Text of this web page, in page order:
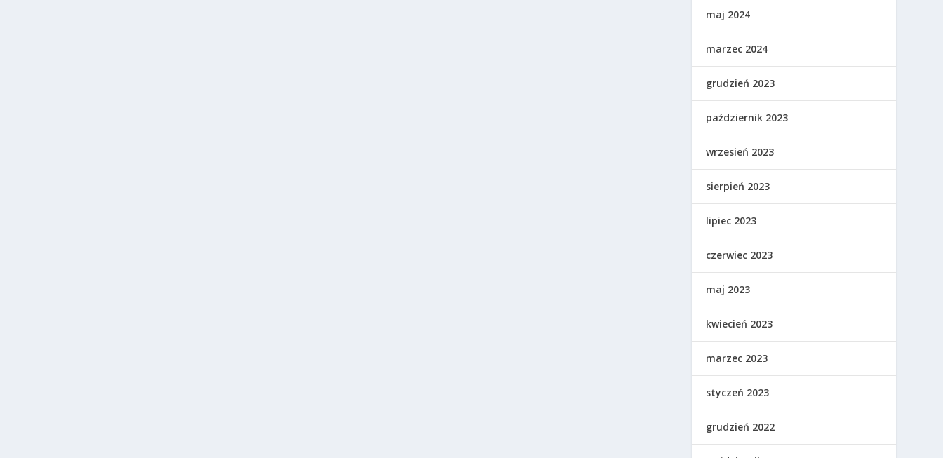
maj 2024
marzec 2024
grudzień 2023
październik 2023
wrzesień 2023
sierpień 2023
lipiec 2023
czerwiec 2023
maj 2023
kwiecień 2023
marzec 2023
styczeń 2023
grudzień 2022